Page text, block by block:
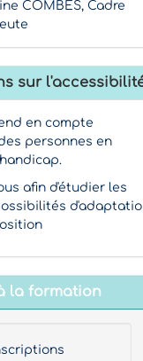
COMBES, Cadre
sur
en compte
personnes en
afin d'étudier les
la formation